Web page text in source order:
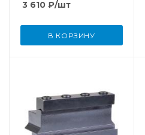
3 610 ₽/шт
В КОРЗИНУ